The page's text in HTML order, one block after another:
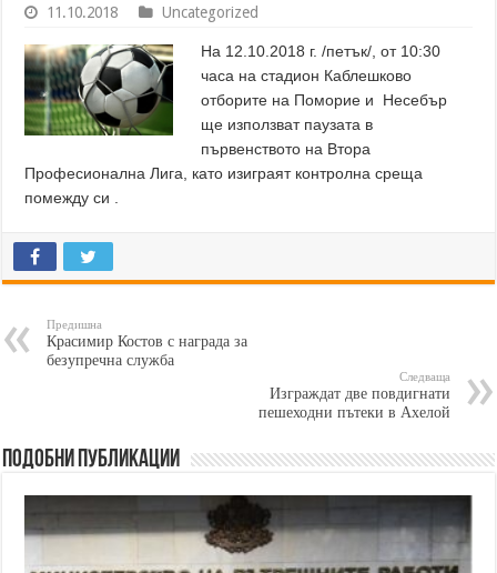
11.10.2018 Uncategorized
На 12.10.2018 г. /петък/, от 10:30
часа на стадион Каблешково
отборите на Поморие и Несебър
ще използват паузата в
първенството на Втора
Професионална Лига, като изиграят контролна среща
помежду си .
Предишна
Красимир Костов с награда за
безупречна служба
Следваща
Изграждат две повдигнати
пешеходни пътеки в Ахелой
Подобни публикации